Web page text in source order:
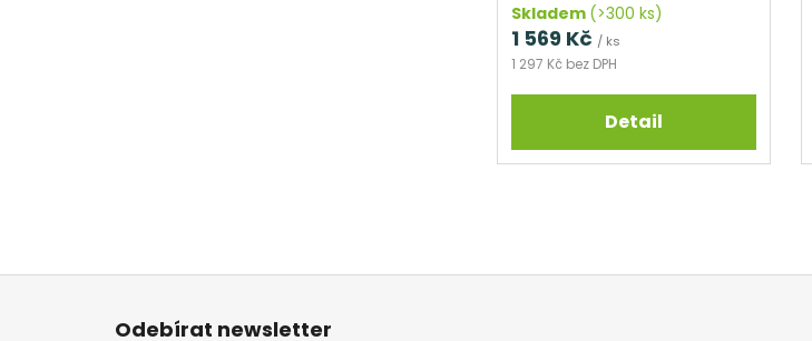
Skladem (>300 ks)
1 297 Kč bez DPH
1 569 Kč / ks
Detail
Z
Odebírat newsletter